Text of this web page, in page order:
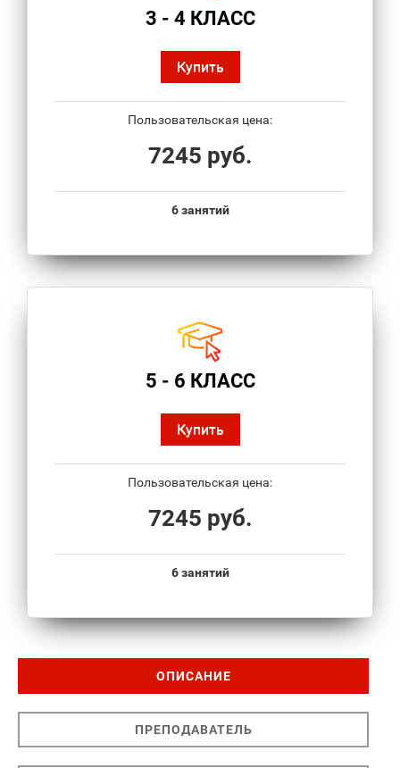
3 - 4 КЛАСС
Купить
Пользовательская цена:
7245 руб.
6 занятий
5 - 6 КЛАСС
Купить
Пользовательская цена:
7245 руб.
6 занятий
ОПИСАНИЕ
ПРЕПОДАВАТЕЛЬ